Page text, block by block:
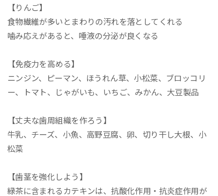
【りんご】
食物繊維が多いとまわりの汚れを落としてくれる
噛み応えがあると、唾液の分泌が良くなる
【免疫力を高める】
ニンジン、ピーマン、ほうれん草、小松菜、ブロッコリ
ー、トマト、じゃがいも、いちご、みかん、大豆製品
【丈夫な歯周組織を作ろう】
牛乳、チーズ、小魚、高野豆腐、卵、切り干し大根、小
松菜
【歯茎を強化しよう】
緑茶に含まれるカテキンは、抗酸化作用・抗炎症作用が